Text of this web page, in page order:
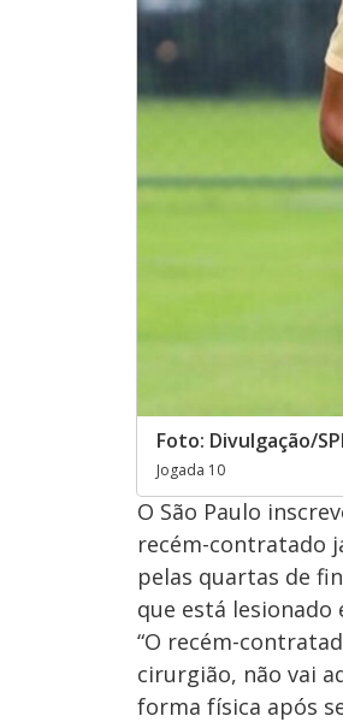
Foto: Divulgação/
Jogada 10
O São Paulo
recém-contratado
pelas quartas de
que está
“O recém-
cirurgião, não vai
forma física após